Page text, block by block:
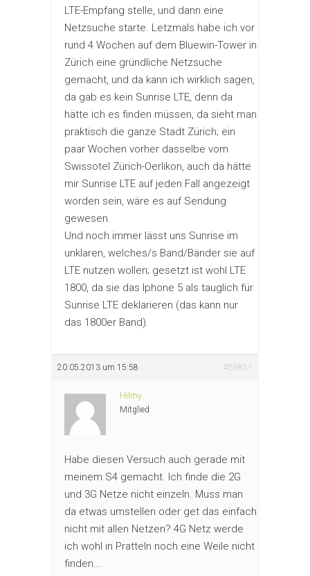
LTE-Empfang stelle, und dann eine
Netzsuche starte. Letzmals habe ich vor
rund 4 Wochen auf dem Bluewin-Tower in
Zürich eine gründliche Netzsuche
gemacht, und da kann ich wirklich sagen,
da gab es kein Sunrise LTE, denn da
hätte ich es finden müssen, da sieht man
praktisch die ganze Stadt Zürich; ein
paar Wochen vorher dasselbe vom
Swissotel Zürich-Oerlikon, auch da hätte
mir Sunrise LTE auf jeden Fall angezeigt
worden sein, wäre es auf Sendung
gewesen.
Und noch immer lässt uns Sunrise im
unklaren, welches/s Band/Bänder sie auf
LTE nutzen wollen; gesetzt ist wohl LTE
1800, da sie das Iphone 5 als tauglich für
Sunrise LTE deklarieren (das kann nur
das 1800er Band).
20.05.2013 um 15:58 #56851
Hilmy
Mitglied
Habe diesen Versuch auch gerade mit
meinem S4 gemacht. Ich finde die 2G
und 3G Netze nicht einzeln. Muss man
da etwas umstellen oder get das einfach
nicht mit allen Netzen? 4G Netz werde
ich wohl in Pratteln noch eine Weile nicht
finden….